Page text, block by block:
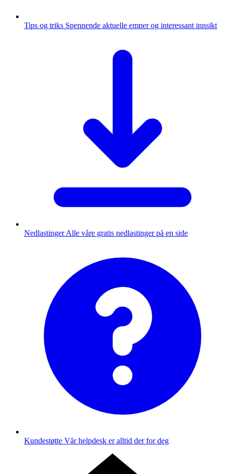
Tips og triks Spennende aktuelle emner og interessant innsikt
Nedlastinger Alle våre gratis nedlastinger på en side
Kundestøtte Vår helpdesk er alltid der for deg